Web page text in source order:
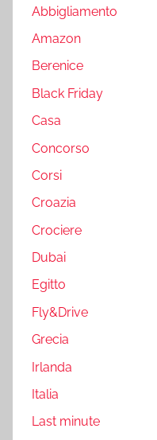
Abbigliamento
Amazon
Berenice
Black Friday
Casa
Concorso
Corsi
Croazia
Crociere
Dubai
Egitto
Fly&Drive
Grecia
Irlanda
Italia
Last minute